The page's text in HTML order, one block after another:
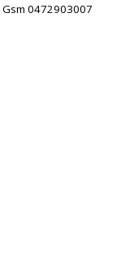
Gsm 0472903007